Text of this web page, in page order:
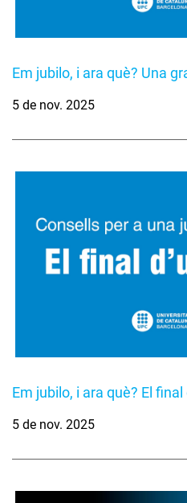
Em jubilo, i ara què? Una
5 de nov. 2025
Em jubilo, i ara què? El
5 de nov. 2025